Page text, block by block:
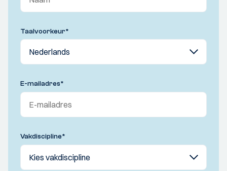
Taalvoorkeur*
E-mailadres*
Vakdiscipline*